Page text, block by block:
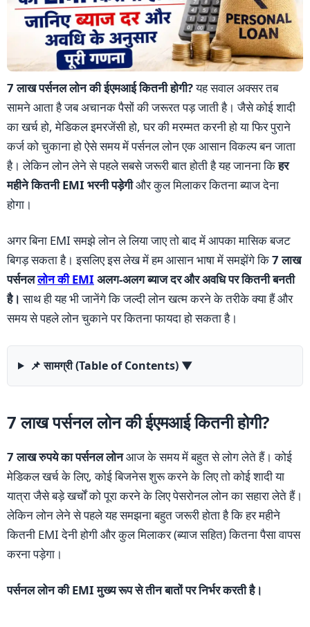
7 लाख पर्सनल लोन की ईएमआई कितनी होगी?यह सवाल अक्सर तब
सामने आता है जब अचानक पैसों की जरूरत पड़ जाती है। जैसे कोई शादी
का खर्च हो, मेडिकल इमरजेंसी हो, घर की मरम्मत करनी हो या फिर पुराने
कर्ज को चुकाना हो ऐसे समय में पर्सनल लोन एक आसान विकल्प बन जाता
है। लेकिन लोन लेने से पहले सबसे जरूरी बात होती है यह जानना किहर
महीने कितनी EMI भरनी पड़ेगीऔर कुल मिलाकर कितना ब्याज देना
होगा।
अगर बिना EMI समझे लोन ले लिया जाए तो बाद में आपका मासिक बजट
बिगड़ सकता है। इसलिए इस लेख में हम आसान भाषा में समझेंगे कि7 लाख
पर्सनललोन की EMI अलग-अलग ब्याज दर और अवधि पर कितनी बनती
है। साथ ही यह भी जानेंगे कि जल्दी लोन खत्म करने के तरीके क्या हैं और
समय से पहले लोन चुकाने पर कितना फायदा हो सकता है।
📌 सामग्री (Table of Contents) ▼
7 लाख पर्सनल लोन की ईएमआई कितनी होगी?
7 लाख रुपये का पर्सनल लोनआज के समय में बहुत से लोग लेते हैं। कोई
मेडिकल खर्च के लिए, कोई बिजनेस शुरू करने के लिए तो कोई शादी या
यात्रा जैसे बड़े खर्चों को पूरा करने के लिए पेसरोनल लोन का सहारा लेते हैं।
लेकिन लोन लेने से पहले यह समझना बहुत जरूरी होता है कि हर महीने
कितनी EMI देनी होगी और कुल मिलाकर (ब्याज सहित) कितना पैसा वापस
करना पड़ेगा।
पर्सनल लोन की EMI मुख्य रूप से तीन बातों पर निर्भर करती है।